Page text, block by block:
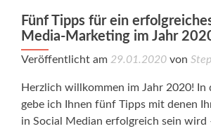
Fünf Tipps für ein
Media-Marketing im Jahr
Veröffentlicht am 29.01.2020 von
Herzlich willkommen im Jahr 2020! In
gebe ich Ihnen fünf Tipps mit denen
in Social Median erfolgreich sein wird